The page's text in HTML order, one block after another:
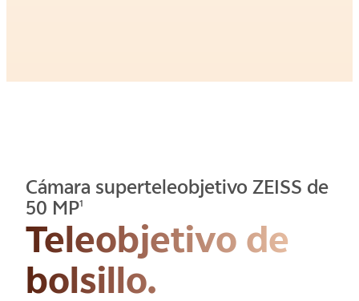
Cámara superteleobjetivo ZEISS de
50 MP1
Teleobjetivo de
bolsillo.